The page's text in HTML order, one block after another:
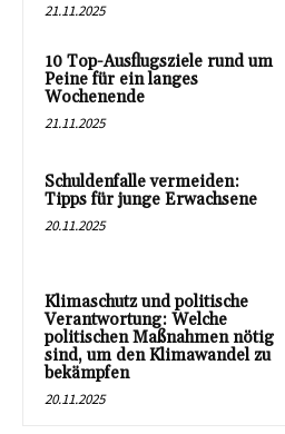
21.11.2025
10 Top-Ausflugsziele rund um
Peine für ein langes
Wochenende
21.11.2025
Schuldenfalle vermeiden:
Tipps für junge Erwachsene
20.11.2025
Klimaschutz und politische
Verantwortung: Welche
politischen Maßnahmen nötig
sind, um den Klimawandel zu
bekämpfen
20.11.2025